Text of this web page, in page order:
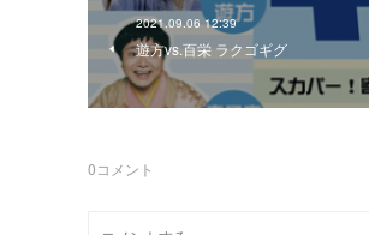
2021.09.06 12:39
遊方vs.百栄 ラクゴギグ
0コメント